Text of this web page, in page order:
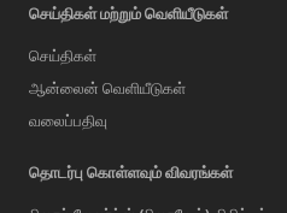
செய்திகள் மற்றும் வெளியீடுகள்
செய்திகள்
ஆன்லைன் வெளியீடுகள்
வலைப்பதிவு
தொடர்பு கொள்ளவும் விவரங்கள்